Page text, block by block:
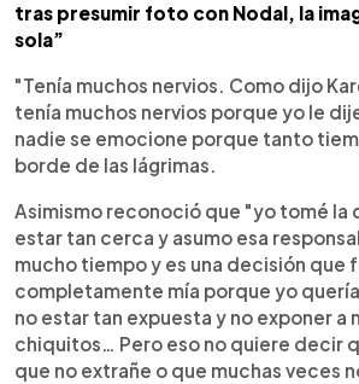
tras presumir foto con Nodal, la
sola”
"Tenía muchos nervios. Como dijo
tenía muchos nervios porque yo le
nadie se emocione porque tanto
borde de las lágrimas.
Asimismo reconoció que "yo tomé la
estar tan cerca y asumo esa
mucho tiempo y es una decisión que
completamente mía porque yo
no estar tan expuesta y no exponer a
chiquitos… Pero eso no quiere decir
que no extrañe o que muchas veces